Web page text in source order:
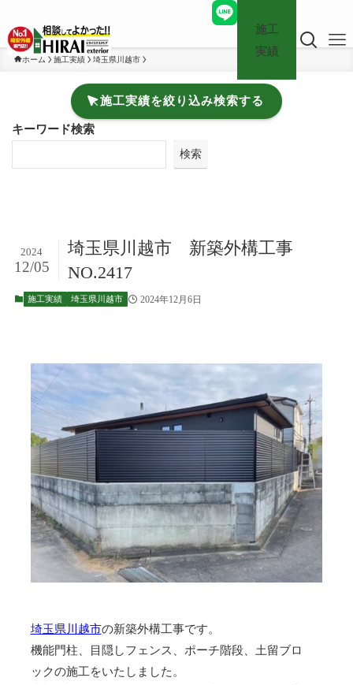
施工
実績
ホーム 施工実績 埼玉県川越市
施工実績を絞り込み検索する
キーワード検索
検索
埼玉県川越市 新築外構工事
NO.2417
2024
12/05
施工実績 埼玉県川越市 2024年12月6日
埼玉県川越市の新築外構工事です。
機能門柱、目隠しフェンス、ポーチ階段、土留ブロ
ックの施工をいたしました。